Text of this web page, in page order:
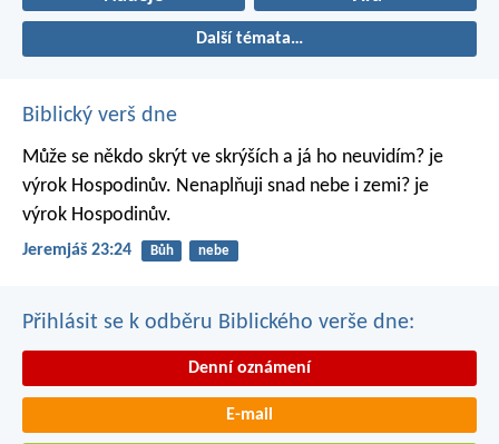
Další témata…
Biblický verš dne
Může se někdo skrýt ve skrýších a já ho neuvidím? je
výrok Hospodinův. Nenaplňuji snad nebe i zemi? je
výrok Hospodinův.
Jeremjáš 23:24 Bůh nebe
Přihlásit se k odběru Biblického verše dne:
Denní oznámení
E-mail